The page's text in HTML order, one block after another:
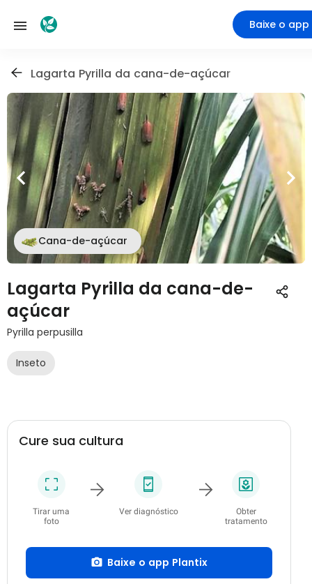
Baixe o app
Lagarta Pyrilla da cana-de-açúcar
Cana-de-açúcar
Lagarta Pyrilla da cana-de-
açúcar
Pyrilla perpusilla
Inseto
Cure sua cultura
Tirar uma
foto
Ver diagnóstico
Obter
tratamento
Baixe o app Plantix